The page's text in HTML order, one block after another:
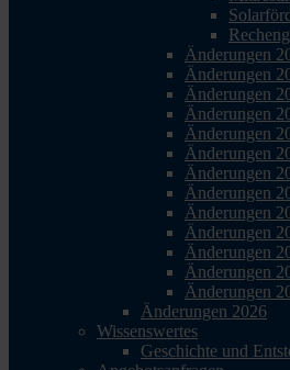
Änderungen
Änderungen
Änderungen
Änderungen
Änderungen
Änderungen
Änderungen
Änderungen
Änderungen
Änderungen
Änderungen
Änderungen
Änderungen
Änderungen 2026
Wissenswertes
Geschichte und